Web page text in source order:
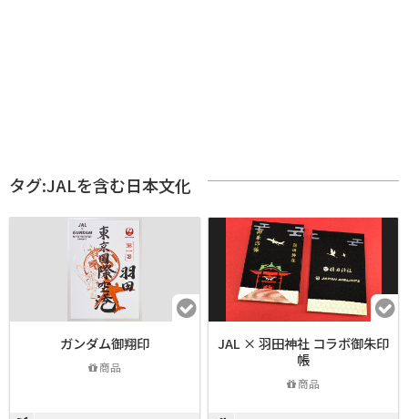
タグ:JALを含む日本文化
ガンダム御翔印
商品
JAL × 羽田神社 コラボ御朱印
帳
商品